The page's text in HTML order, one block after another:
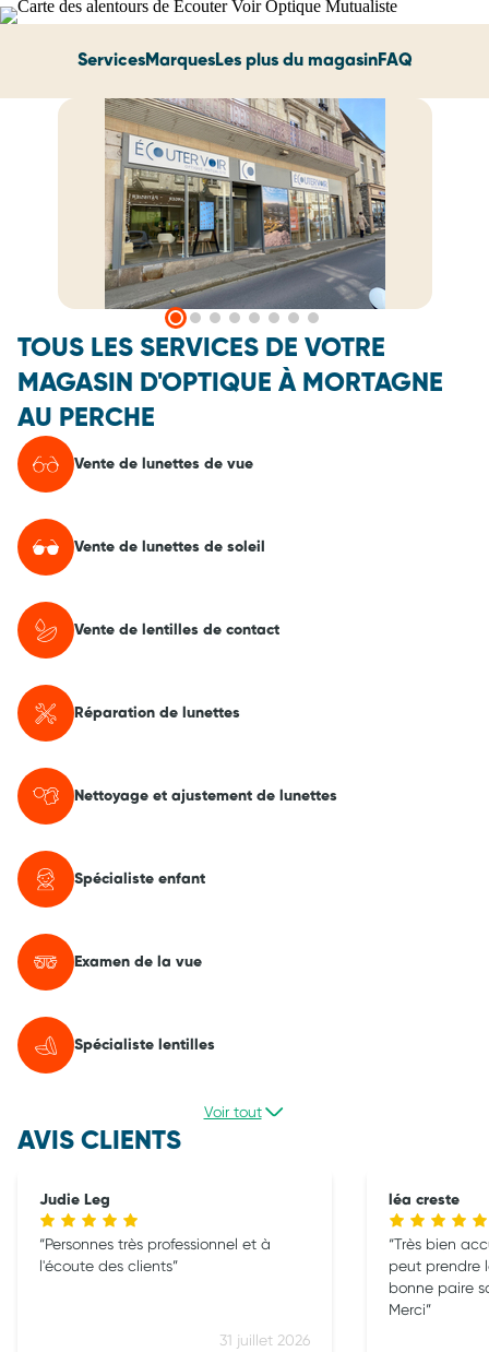
ServicesMarquesLes plus du magasinFAQ
TOUS LES SERVICES DE VOTRE
MAGASIN D'OPTIQUE À MORTAGNE
AU PERCHE
Vente de lunettes de vue
Vente de lunettes de soleil
Vente de lentilles de contact
Réparation de lunettes
Nettoyage et ajustement de lunettes
Spécialiste enfant
Examen de la vue
Spécialiste lentilles
Voir tout
AVIS CLIENTS
Judie Leg
31 juillet 2026
Personnes très professionnel et à
l'écoute des clients
léa creste
Très bien
peut prendre
bonne paire
Merci